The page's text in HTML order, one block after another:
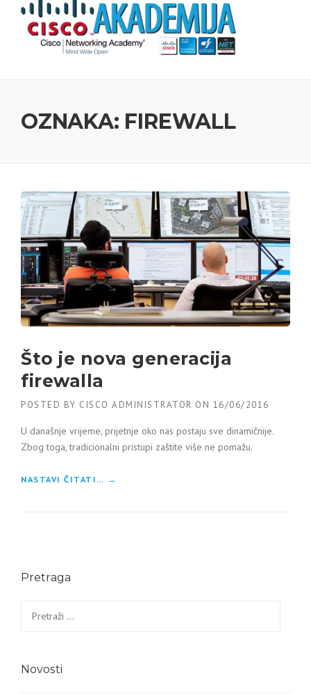
Skip to content
OZNAKA: FIREWALL
Što je nova generacija
firewalla
POSTED BY CISCO ADMINISTRATOR ON 16/06/2016
U današnje vrijeme, prijetnje oko nas postaju sve dinamičnije.
Zbog toga, tradicionalni pristupi zaštite više ne pomažu.
NASTAVI ČITATI… “ŠTO JE NOVA GENERACIJA FIREWALLA”
→
Pretraga
Novosti